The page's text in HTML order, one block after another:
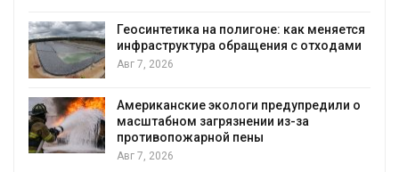
Минприроды потребовало ускорить
строительство мусорных объектов и
Панамский канал вновь ограничивает
загрузку судов из-за дефицита пресной
воды